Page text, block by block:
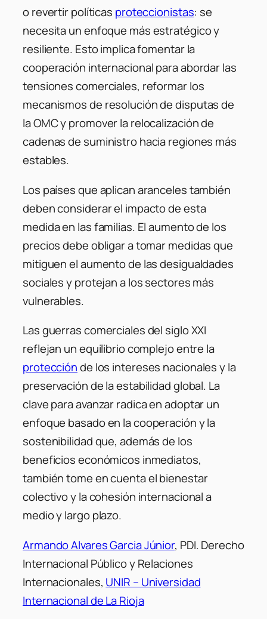
o revertir políticas proteccionistas: se
necesita un enfoque más estratégico y
resiliente. Esto implica fomentar la
cooperación internacional para abordar las
tensiones comerciales, reformar los
mecanismos de resolución de disputas de
la OMC y promover la relocalización de
cadenas de suministro hacia regiones más
estables.
Los países que aplican aranceles también
deben considerar el impacto de esta
medida en las familias. El aumento de los
precios debe obligar a tomar medidas que
mitiguen el aumento de las desigualdades
sociales y protejan a los sectores más
vulnerables.
Las guerras comerciales del siglo XXI
reflejan un equilibrio complejo entre la
protecciónde los intereses nacionales y la
preservación de la estabilidad global. La
clave para avanzar radica en adoptar un
enfoque basado en la cooperación y la
sostenibilidad que, además de los
beneficios económicos inmediatos,
también tome en cuenta el bienestar
colectivo y la cohesión internacional a
medio y largo plazo.
Armando Alvares Garcia Júnior, PDI. Derecho
Internacional Público y Relaciones
Internacionales, UNIR – Universidad
Internacional de La Rioja